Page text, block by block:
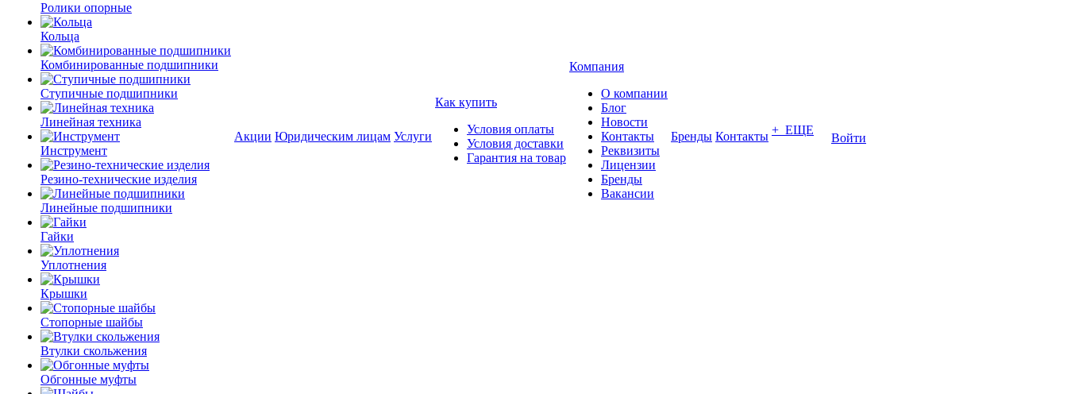
Ролики опорные
Кольца
Комбинированные подшипники
Ступичные подшипники
Линейная техника
Инструмент
Резино-технические изделия
Линейные подшипники
Гайки
Уплотнения
Крышки
Стопорные шайбы
Втулки скольжения
Обгонные муфты
Акции Юридическим лицам Услуги
Как купить
Условия оплаты
Условия доставки
Гарантия на товар
Компания
О компании
Блог
Новости
Контакты
Реквизиты
Лицензии
Бренды
Вакансии
Бренды Контакты + ЕЩЕ
Войти